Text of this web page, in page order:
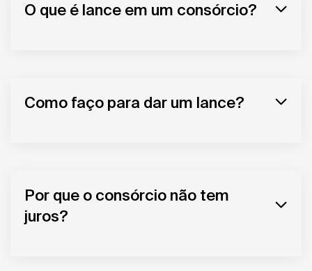
O que é lance em um consórcio?
Como faço para dar um lance?
Por que o consórcio não tem
juros?